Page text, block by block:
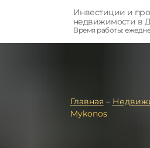
Инвестиции и
недвижимости в
Время работы:
Главная –
Mykonos